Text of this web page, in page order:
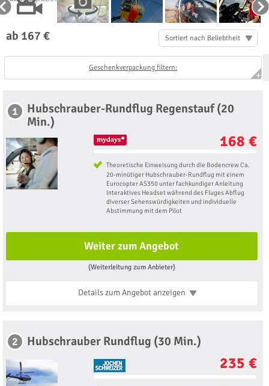
ab 167 € Sortiert nach Beliebtheit
Geschenkverpackung filtern:
1
Hubschrauber-Rundflug Regenstauf (20
Min.)
168 €
Theoretische Einweisung durch die Bodencrew Ca.
20-minütiger Hubschrauber-Rundflug mit einem
Eurocopter AS350 unter fachkundiger Anleitung
Interaktives Headset während des Fluges Abflug
diverser Sehenswürdigkeiten und individuelle
Abstimmung mit dem Pilot
Weiter zum Angebot
(Weiterleitung zum Anbieter)
Details zum Angebotanzeigen
2 Hubschrauber Rundflug (30 Min.)
235 €